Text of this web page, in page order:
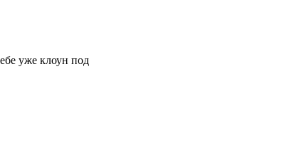
уже клоун под